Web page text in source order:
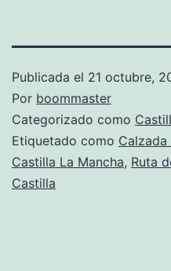
Publicada el 21 octubre,
Por boommaster
Categorizado como
Etiquetado como
Castilla La Mancha, Ruta
Castilla